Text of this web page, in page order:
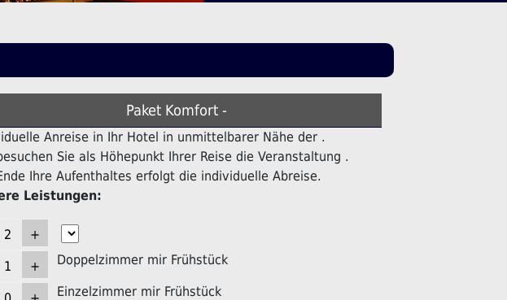
Paket Komfort -
Anreise in Ihr Hotel in unmittelbarer Nähe der .
Sie als Höhepunkt Ihrer Reise die Veranstaltung .
Ihre Aufenthaltes erfolgt die individuelle Abreise.
Leistungen:
Doppelzimmer mir Frühstück
Einzelzimmer mir Frühstück